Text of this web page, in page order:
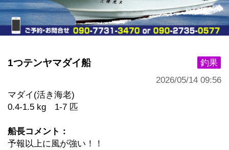
釣果
1つテンヤマダイ船
2026/05/14 09:56
マダイ(活き海老)
0.4-1.5 kg 1-7 匹
船長コメント：
予報以上に風が強い！！